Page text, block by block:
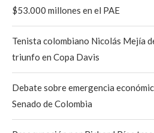
$53.000 millones en el PAE
Tenista colombiano Nicolás Mejía
triunfo en Copa Davis
Debate sobre emergencia
Senado de Colombia